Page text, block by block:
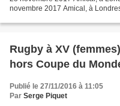
novembre 2017 Amical, à
Rugby à XV
hors Coupe du
Publié le 27/11/2016 à 11:05
Par Serge Piquet